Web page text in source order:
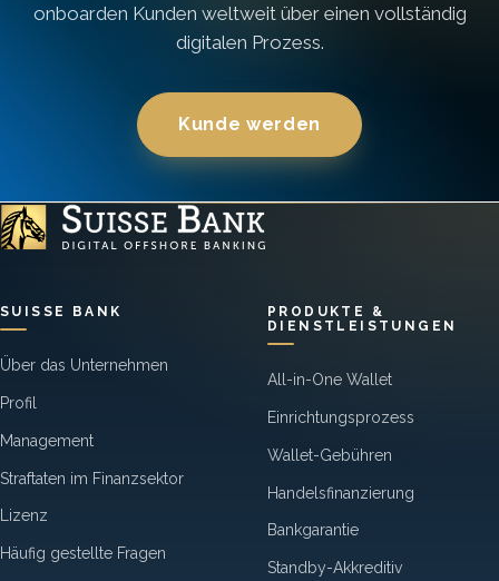
onboarden Kunden weltweit über einen vollständig
digitalen Prozess.
Kunde werden
SUISSE BANK
Über das Unternehmen
Profil
Management
Straftaten im Finanzsektor
Lizenz
Häufig gestellte Fragen
PRODUKTE &
DIENSTLEISTUNGEN
All-in-One Wallet
Einrichtungsprozess
Wallet-Gebühren
Handelsfinanzierung
Bankgarantie
Standby-Akkreditiv